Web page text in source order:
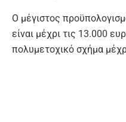
Ο μέγιστος
είναι μέχρι τις 13.000
πολυμετοχικό σχήμα